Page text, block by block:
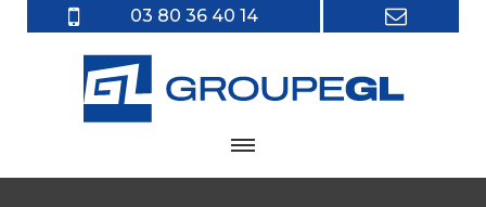
03 80 36 40 14